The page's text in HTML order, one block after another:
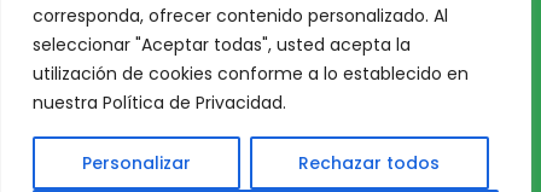
corresponda, ofrecer contenido personalizado. Al
seleccionar "Aceptar todas", usted acepta la
utilización de cookies conforme a lo establecido en
nuestra Política de Privacidad.
Personalizar Rechazar todos
NOSOTROS
Inicio
Acceso Asociados
Nosotros
CENTRO DE AYUDA
Protección de Datos
Personales